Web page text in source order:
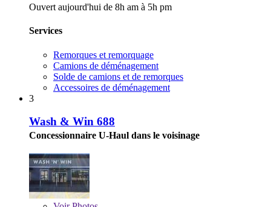
Ouvert aujourd'hui de 8h am à 5h pm
Services
Remorques et remorquage
Camions de déménagement
Solde de camions et de remorques
Accessoires de déménagement
3
Wash & Win 688
Concessionnaire U-Haul dans le voisinage